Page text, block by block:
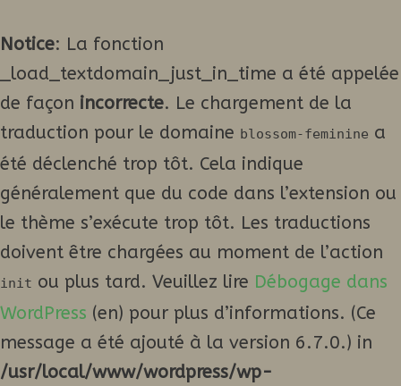
Notice: La fonction
_load_textdomain_just_in_time a été appelée
de façon incorrecte. Le chargement de la
traduction pour le domaine blossom-feminine a
été déclenché trop tôt. Cela indique
généralement que du code dans l’extension ou
le thème s’exécute trop tôt. Les traductions
doivent être chargées au moment de l’action
init ou plus tard. Veuillez lire Débogage dans
WordPress (en) pour plus d’informations. (Ce
message a été ajouté à la version 6.7.0.) in
/usr/local/www/wordpress/wp-